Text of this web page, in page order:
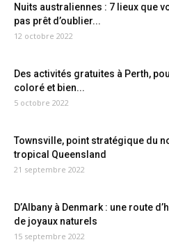
Nuits australiennes : 7 lieux que
pas prêt d’oublier...
12 octobre 2022
Des activités gratuites à Perth,
coloré et bien...
5 octobre 2022
Townsville, point stratégique du
tropical Queensland
21 septembre 2022
D’Albany à Denmark : une route
de joyaux naturels
15 septembre 2022